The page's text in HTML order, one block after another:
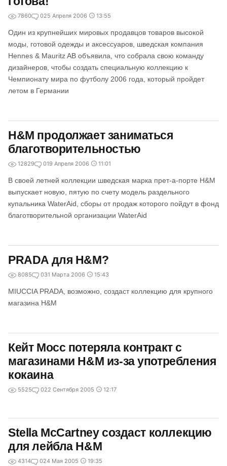
7860 025 Апреля 2006 13:55
Один из крупнейших мировых продавцов товаров высокой
моды, готовой одежды и аксессуаров, шведская компания
Hennes & Mauritz AB объявила, что собрала свою команду
дизайнеров, чтобы создать специальную коллекцию к
Чемпионату мира по футболу 2006 года, который пройдет
летом в Германии
H&M продолжает заниматься
благотворительностью
12829 019 Апреля 2006 11:01
В своей летней коллекции шведская марка прет-а-порте H&M
выпускает новую, пятую по счету модель раздельного
купальника WaterAid, сборы от продаж которого пойдут в фонд
благотворительной организации WaterAid
PRADA для H&M?
8085 031 Марта 2006 15:43
MIUCCIA PRADA, возможно, создаст коллекцию для крупного
магазина H&M
Кейт Мосс потеряла контракт с
магазинами H&M из-за употребления
кокаина
5525 022 Сентября 2005 12:17
Stella McCartney создаст коллекцию
для лейбла H&M
4314 024 Мая 2005 19:35